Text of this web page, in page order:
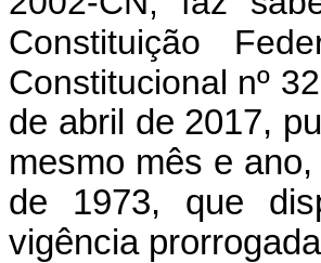
Constituição
Constitucional nº
de abril de 2017,
mesmo mês e
de 1973, que
vigência